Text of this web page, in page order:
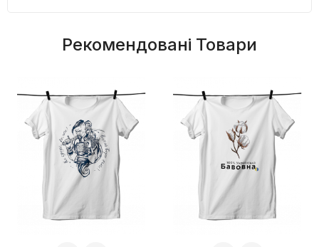
Рекомендовані Товари